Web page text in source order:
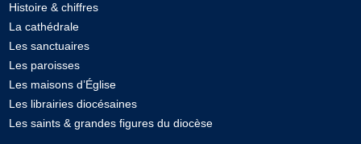
Histoire & chiffres
La cathédrale
Les sanctuaires
Les paroisses
Les maisons d’Église
Les librairies diocésaines
Les saints & grandes figures du diocèse